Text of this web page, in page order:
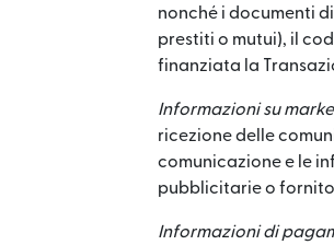
nonché i documenti
prestiti o mutui), il
finanziata la
Informazioni su
ricezione delle
comunicazione e le
pubblicitarie o
Informazioni di